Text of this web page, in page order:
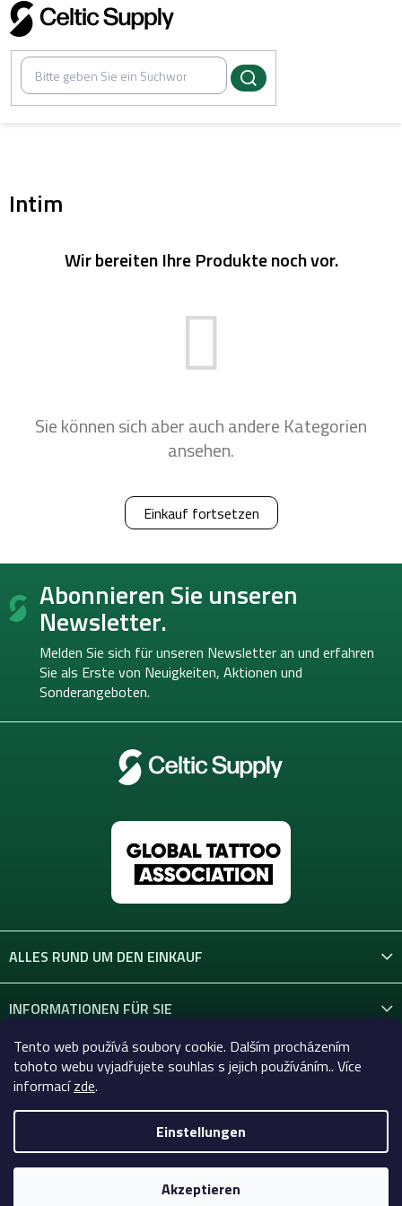
Tento web používá soubory cookie. Dalším procházením
tohoto webu vyjadřujete souhlas s jejich používáním.. Více
informacízde.
Einstellungen
Akzeptieren
Zum
Inhalt
springen
Intim
Wir bereiten Ihre Produkte noch vor.
Sie können sich aber auch andere Kategorien
ansehen.
Einkauf fortsetzen
F
ß Abonnieren Sie unseren
Newsletter.
Melden Sie sich für unseren Newsletter an und erfahren
Sie als Erste von Neuigkeiten, Aktionen und
Sonderangeboten.
ALLES RUND UM DEN EINKAUF
INFORMATIONEN FÜR SIE
KONTAKT
Copyright 2026Celtic-Supply.at | Alles für Tattoo und
Permanent Make-up. Alle Rechte vorbehalten.